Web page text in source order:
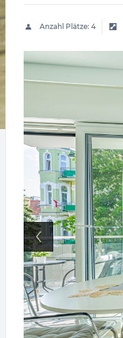
Anzahl Plätze: 4